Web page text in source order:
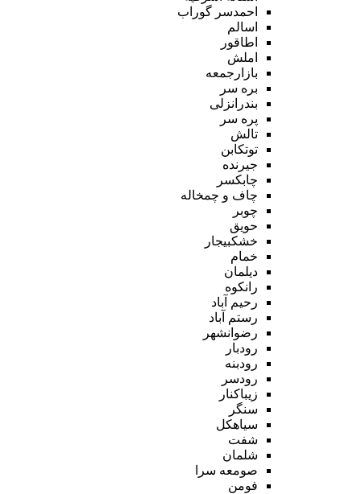
احمدسر گوراب
اسالم
اطاقور
املش
بازارجمعه
بره سر
بندرانزلی
پره سر
تالش
توتکابن
جیرنده
چابکسر
چاف و چمخاله
چوبر
حویق
خشکبیجار
خمام
دیلمان
رانکوه
رحیم آباد
رستم آباد
رضوانشهر
رودبار
رودبنه
رودسر
زیباکنار
سنگر
سیاهکل
شفت
شلمان
صومعه سرا
فومن